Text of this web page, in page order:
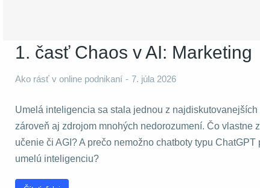
1. časť Chaos v AI: Marketing
Ako rásť v online podnikaní 7. júla 2026
Umelá inteligencia sa stala jednou z
zároveň aj zdrojom mnohých nedorozumení. Čo vlastne
učenie či AGI? A prečo nemožno chatboty typu
umelú inteligenciu?